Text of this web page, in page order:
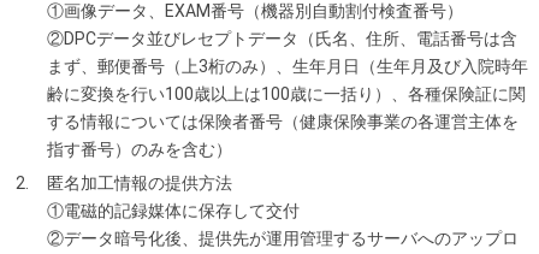
①画像データ、EXAM番号（機器別自動割付検査番号）
②DPCデータ並びレセプトデータ（氏名、住所、電話番号は含
まず、郵便番号（上3桁のみ）、生年月日（生年月及び入院時年
齢に変換を行い100歳以上は100歳に一括り）、各種保険証に関
する情報については保険者番号（健康保険事業の各運営主体を
指す番号）のみを含む）
匿名加工情報の提供方法
①電磁的記録媒体に保存して交付
②データ暗号化後、提供先が運用管理するサーバへのアップロ